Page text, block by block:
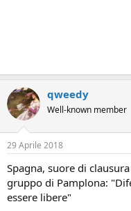
qweedy
Well-known member
29 Aprile 2018
Spagna, suore di
gruppo di Pamplona:
essere libere"